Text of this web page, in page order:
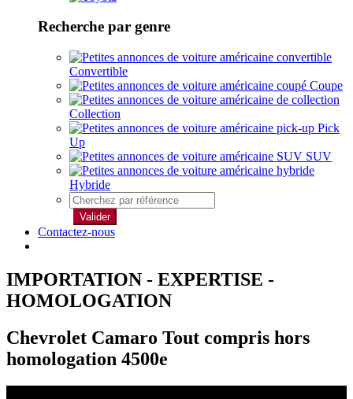
Recherche par genre
Convertible
Coupe
Collection
Pick
Up
SUV
Hybride
Valider
Contactez-nous
IMPORTATION - EXPERTISE -
HOMOLOGATION
Chevrolet Camaro Tout compris hors
homologation 4500e